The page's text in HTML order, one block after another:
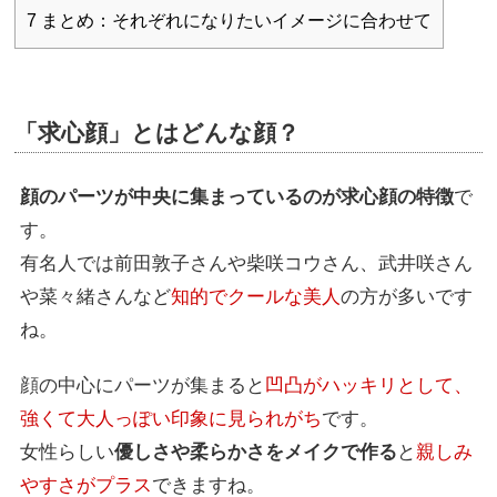
7 まとめ：それぞれになりたいイメージに合わせて
「求心顔」とはどんな顔？
顔のパーツが中央に集まっているのが求心顔の特徴で
す。
有名人では前田敦子さんや柴咲コウさん、武井咲さん
や菜々緒さんなど知的でクールな美人の方が多いです
ね。
顔の中心にパーツが集まると 凹凸がハッキリとして、
強くて大人っぽい印象に見られがちです。
女性らしい優しさや柔らかさをメイクで作る と 親しみ
やすさがプラス できますね。